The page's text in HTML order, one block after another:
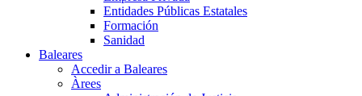
Entidades Públicas Estatales
Formación
Sanidad
Baleares
Accedir a Baleares
Àrees